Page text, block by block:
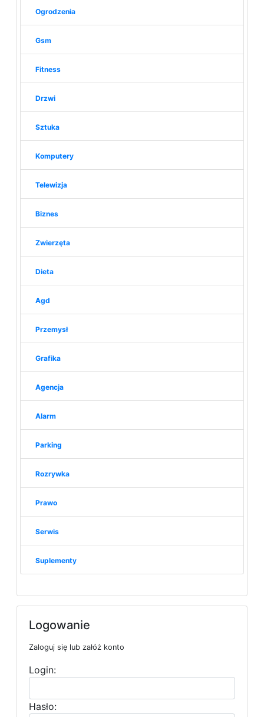
Ogrodzenia
Gsm
Fitness
Drzwi
Sztuka
Komputery
Telewizja
Biznes
Zwierzęta
Dieta
Agd
Przemysł
Grafika
Agencja
Alarm
Parking
Rozrywka
Prawo
Serwis
Suplementy
Logowanie
Zaloguj się lub załóż konto
Login:
Hasło: